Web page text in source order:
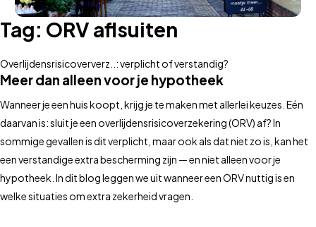
Tag: ORV aflsuiten
Overlijdensrisicoververz..: verplicht of verstandig?
Meer dan alleen voor je hypotheek
Wanneer je een huis koopt, krijg je te maken met allerlei keuzes. Eén
daarvan is: sluit je een overlijdensrisicoverzekering (ORV) af? In
sommige gevallen is dit verplicht, maar ook als dat niet zo is, kan het
een verstandige extra bescherming zijn — en niet alleen voor je
hypotheek. In dit blog leggen we uit wanneer een ORV nuttig is en
welke situaties om extra zekerheid vragen.